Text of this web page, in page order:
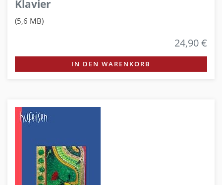
Klavier
(5,6 MB)
24,90 €
IN DEN WARENKORB